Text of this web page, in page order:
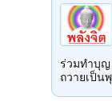
ร่วมทำบุญ
ถวายเป็น